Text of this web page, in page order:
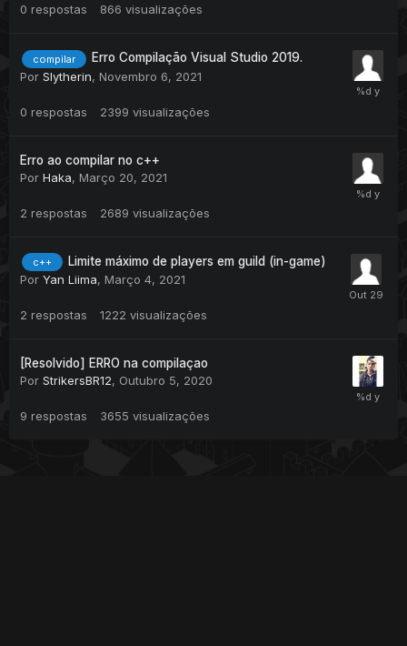
{
}
4- Compile a source
Um recurso simples, mas bem útil.
Aliás, pra quem gosta de diversão online além dos jogos,
ótimo site de cassino online, perfeito pra relaxar depois de
horas de programação ou testes no servidor.
0 respostas 866 visualizações
compilar
Erro Compilação Visual Studio 2019.
Por Slytherin, Novembro 6, 2021
0 respostas 2399 visualizações
Erro ao compilar no c++
Por Haka, Março 20, 2021
2 respostas 2689 visualizações
c++
Limite máximo de players em guild (in-game)
Por Yan Liima, Março 4, 2021
2 respostas 1222 visualizações
[Resolvido] ERRO na compilaçao
Por StrikersBR12, Outubro 5, 2020
9 respostas 3655 visualizações